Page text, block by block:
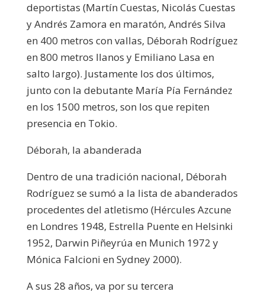
deportistas (Martín Cuestas, Nicolás Cuestas
y Andrés Zamora en maratón, Andrés Silva
en 400 metros con vallas, Déborah Rodríguez
en 800 metros llanos y Emiliano Lasa en
salto largo). Justamente los dos últimos,
junto con la debutante María Pía Fernández
en los 1500 metros, son los que repiten
presencia en Tokio.
Déborah, la abanderada
Dentro de una tradición nacional, Déborah
Rodríguez se sumó a la lista de abanderados
procedentes del atletismo (Hércules Azcune
en Londres 1948, Estrella Puente en Helsinki
1952, Darwin Piñeyrúa en Munich 1972 y
Mónica Falcioni en Sydney 2000).
A sus 28 años, va por su tercera